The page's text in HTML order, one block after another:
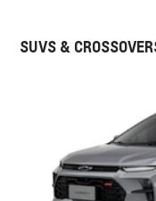
SUVS &